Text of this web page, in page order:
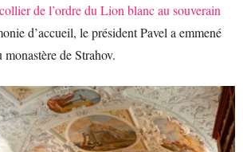
de l’ordre du Lion blanc au souverain
d’accueil, le président Pavel a emmené
de Strahov.